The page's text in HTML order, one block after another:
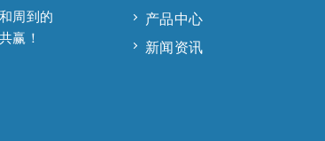
周到的
赢！
产品中心
新闻资讯